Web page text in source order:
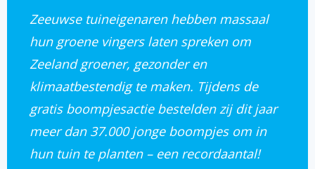
Zeeuwse tuineigenaren hebben massaal
hun groene vingers laten spreken om
Zeeland groener, gezonder en
klimaatbestendig te maken. Tijdens de
gratis boompjesactie bestelden zij dit jaar
meer dan 37.000 jonge boompjes om in
hun tuin te planten – een recordaantal!